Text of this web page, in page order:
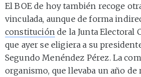
El BOE de hoy también recoge
vinculada, aunque de forma
constitución de la Junta Electoral
que ayer se eligiera a su
Segundo Menéndez Pérez. La
organismo, que llevaba un año de